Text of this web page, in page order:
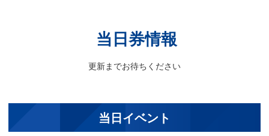
SSオーナー／FC有料会員
6/22(月) 12:00
SSオーナー
6/24(水) 11:00
カジュアル・
6/28(日) 10:00
当日券情報
更新までお待ちください
当日イベント